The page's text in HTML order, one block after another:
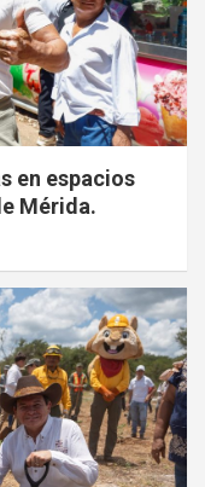
en espacios
Mérida.